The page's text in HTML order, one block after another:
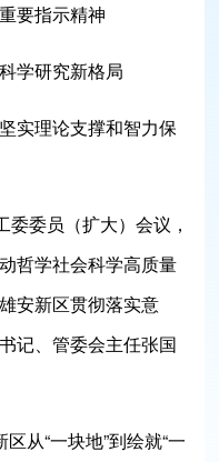
要指示精神
学研究新格局
理论支撑和智力保
委员（扩大）会议，
哲学社会科学高质量
安新区贯彻落实意
记、管委会主任张国
从“一块地”到绘就“一